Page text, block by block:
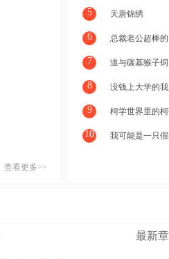
查看更多>>
5 天唐锦绣
6 总裁老公超棒的
7 道与碳基猴子
8 没钱上大学的
9 柯学世界里的
10 我可能是一只
最新